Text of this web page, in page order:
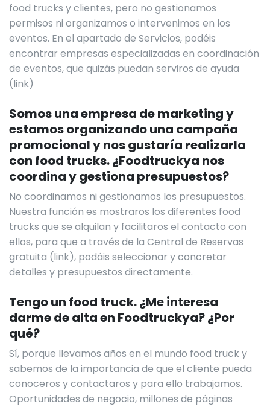
food trucks y clientes, pero no gestionamos
permisos ni organizamos o intervenimos en los
eventos. En el apartado de Servicios, podéis
encontrar empresas especializadas en coordinación
de eventos, que quizás puedan serviros de ayuda
(link)
Somos una empresa de marketing y
estamos organizando una campaña
promocional y nos gustaría realizarla
con food trucks. ¿Foodtruckya nos
coordina y gestiona presupuestos?
No coordinamos ni gestionamos los presupuestos.
Nuestra función es mostraros los diferentes food
trucks que se alquilan y facilitaros el contacto con
ellos, para que a través de la Central de Reservas
gratuita (link), podáis seleccionar y concretar
detalles y presupuestos directamente.
Tengo un food truck. ¿Me interesa
darme de alta en Foodtruckya? ¿Por
qué?
Sí, porque llevamos años en el mundo food truck y
sabemos de la importancia de que el cliente pueda
conoceros y contactaros y para ello trabajamos.
Oportunidades de negocio, millones de páginas